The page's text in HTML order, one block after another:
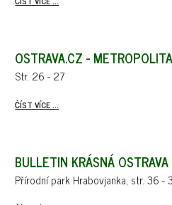
OSTRAVA.CZ -
Str. 26 - 27
ČÍST VÍCE ...
BULLETIN KRÁSNÁ OSTRAVA
Přírodní park Hrabovjanka, str. 36 -